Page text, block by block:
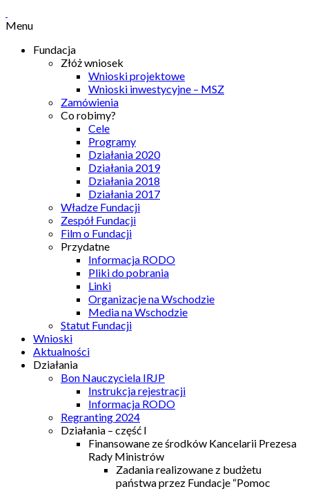
Menu
Fundacja
Złóż wniosek
Wnioski projektowe
Wnioski inwestycyjne – MSZ
Zamówienia
Co robimy?
Cele
Programy
Działania 2020
Działania 2019
Działania 2018
Działania 2017
Władze Fundacji
Zespół Fundacji
Film o Fundacji
Przydatne
Informacja RODO
Pliki do pobrania
Linki
Organizacje na Wschodzie
Media na Wschodzie
Statut Fundacji
Wnioski
Aktualności
Działania
Bon Nauczyciela IRJP
Instrukcja rejestracji
Informacja RODO
Regranting 2024
Działania – część I
Finansowane ze środków Kancelarii Prezesa
Rady Ministrów
Zadania realizowane z budżetu
państwa przez Fundacje “Pomoc